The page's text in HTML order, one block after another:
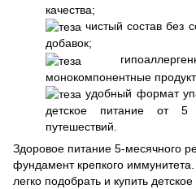
качества;
чистый состав без
добавок;
монокомпонентные
удобный формат
детское питание от
путешествий.
Здоровое питание 5-месячного
фундамент крепкого
легко подобрать и купить